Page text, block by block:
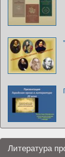
Литература